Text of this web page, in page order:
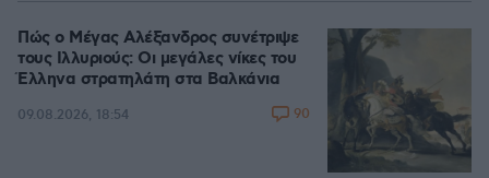
Πώς ο Μέγας Αλέξανδρος συνέτριψε
τους Ιλλυριούς: Οι μεγάλες νίκες του
Έλληνα στρατηλάτη στα Βαλκάνια
09.08.2026, 18:54 90